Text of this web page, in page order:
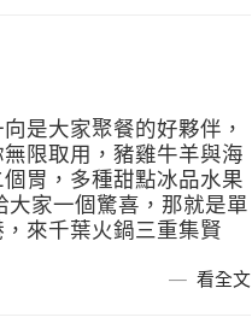
是大家聚餐的好夥伴，
限取用，豬雞牛羊與海
胃，多種甜點冰品水果
家一個驚喜，那就是單
來千葉火鍋三重集賢
看全文